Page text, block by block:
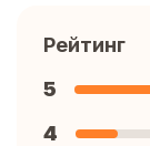
Рейтинг
5
4